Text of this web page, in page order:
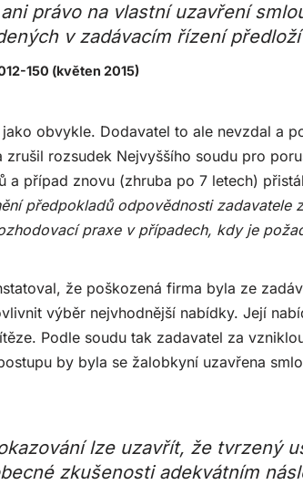
právo na vlastní uzavření
v zadávacím řízení
150 (květen 2015)
obvykle. Dodavatel to ale nevzdal a
rozsudek Nejvyššího soudu pro
a případ znovu (zhruba po 7 letech)
předpokladů odpovědnosti zadavatele
praxe v případech, kdy je
že poškozená firma byla ze
výběr nejvhodnější nabídky. Její
Podle soudu tak zadavatel za
by byla se žalobkyní uzavřena
lze uzavřít, že tvrzený
zkušenosti adekvátním